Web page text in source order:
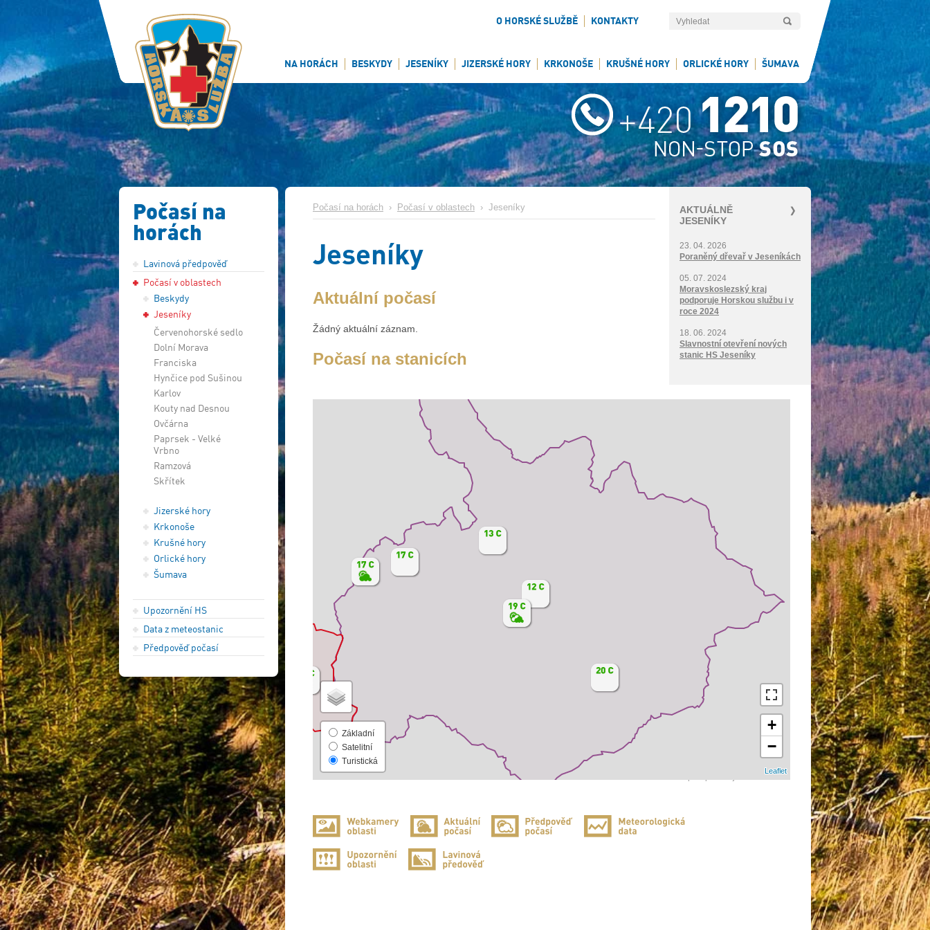
O HORSKÉ SLUŽBĚ KONTAKTY
NA HORÁCH BESKYDY JESENÍKY JIZERSKÉ HORY KRKONOŠE KRUŠNÉ HORY ORLICKÉ HORY ŠUMAVA
Počasí na
horách
Lavinová předpověď
Počasí v oblastech
Beskydy
Jeseníky
Červenohorské sedlo
Dolní Morava
Franciska
Hynčice pod Sušinou
Karlov
Kouty nad Desnou
Ovčárna
Paprsek - Velké
Vrbno
Ramzová
Skřítek
Jizerské hory
Krkonoše
Krušné hory
Orlické hory
Šumava
Upozornění HS
Data z meteostanic
Předpověď počasí
AKTUÁLNĚ
JESENÍKY
23. 04. 2026
Poraněný dřevař v Jeseníkách
05. 07. 2024
Moravskoslezský kraj
podporuje Horskou službu i v
roce 2024
18. 06. 2024
Slavnostní otevření nových
stanic HS Jeseníky
Počasí na horách › Počasí v oblastech › Jeseníky
Jeseníky
Aktuální počasí
Žádný aktuální záznam.
Počasí na stanicích
Základní
Satelitní
Turistická
+
−
Leaflet
Data a předpovědi jsou orientační.